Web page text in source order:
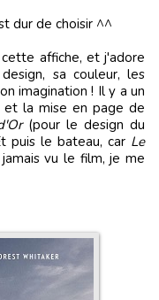
dur de choisir ^^
affiche, et j'adore
sa couleur, les
imagination ! Il y a un
la mise en page de
(pour le design du
puis le bateau, car Le
vu le film, je me